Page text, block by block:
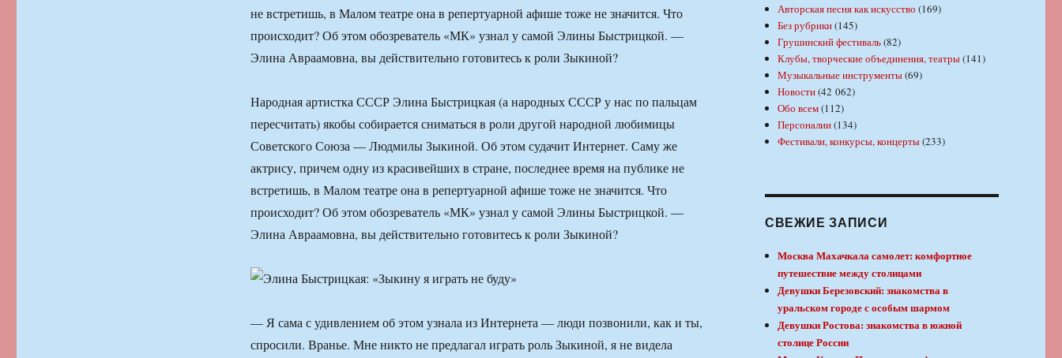
не встретишь, в Малом театре она в репертуарной афише тоже не значится. Что
происходит? Об этом обозреватель «МК» узнал у самой Элины Быстрицкой. —
Элина Авраамовна, вы действительно готовитесь к роли Зыкиной?
Народная артистка СССР Элина Быстрицкая (а народных СССР у нас по пальцам
пересчитать) якобы собирается сниматься в роли другой народной любимицы
Советского Союза — Людмилы Зыкиной. Об этом судачит Интернет. Саму же
актрису, причем одну из красивейших в стране, последнее время на публике не
встретишь, в Малом театре она в репертуарной афише тоже не значится. Что
происходит? Об этом обозреватель «МК» узнал у самой Элины Быстрицкой. —
Элина Авраамовна, вы действительно готовитесь к роли Зыкиной?
— Я сама с удивлением об этом узнала из Интернета — люди позвонили, как и ты,
спросили. Вранье. Мне никто не предлагал играть роль Зыкиной, я не видела
Авторская песня как искусство (169)
Без рубрики(145)
Грушинский фестиваль(82)
Клубы, творческие объединения, театры(141)
Музыкальные инструменты(69)
Новости(42 062)
Обо всем(112)
Персоналии(134)
Фестивали, конкурсы, концерты(233)
СВЕЖИЕ ЗАПИСИ
Москва Махачкала самолет: комфортное
путешествие между столицами
Девушки Березовский: знакомства в
уральском городе с особым шармом
Девушки Ростова: знакомства в южной
столице России